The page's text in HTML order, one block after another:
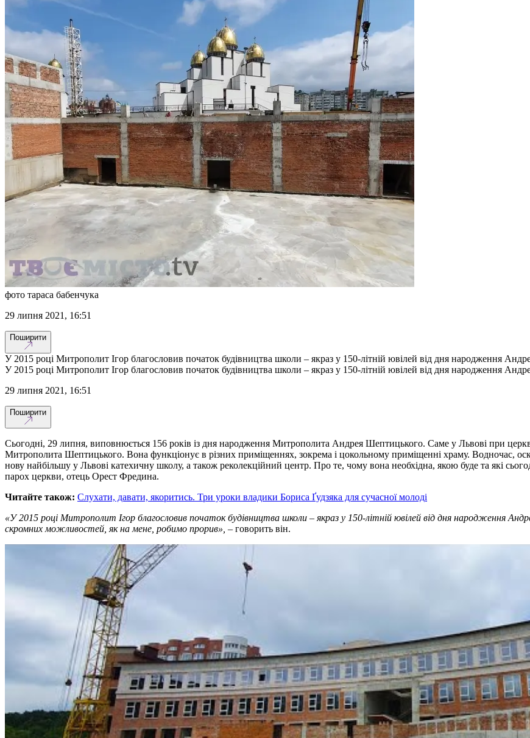
фото тараса бабенчука
29 липня 2021, 16:51
Поширити
У 2015 році Митрополит Ігор благословив початок будівництва школи – якраз у 150-літній ювілей від дня народження
У 2015 році Митрополит Ігор благословив початок будівництва школи – якраз у 150-літній ювілей від дня народження
29 липня 2021, 16:51
Поширити
Сьогодні, 29 липня, виповнюється 156 років із дня народження Митрополита Андрея Шептицького. Саме у Львові при
Митрополита Шептицького. Вона функціонує в різних приміщеннях, зокрема і цокольному приміщенні храму. Водночас,
нову найбільшу у Львові катехичну школу, а також реколекційний центр. Про те, чому вона необхідна, якою буде та які
парох церкви, отець Орест Фредина.
Читайте також: Слухати, давати, якоритись. Три уроки владики Бориса Ґудзяка для сучасної молоді
«У 2015 році Митрополит Ігор благословив початок будівництва школи – якраз у 150-літній ювілей від дня народження
скромних можливостей, як на мене, робимо прорив», – говорить він.